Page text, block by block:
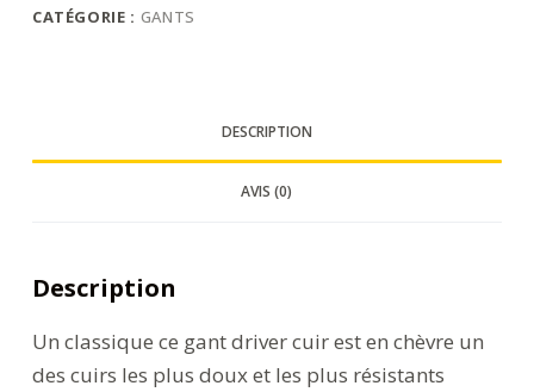
CATÉGORIE : GANTS
DESCRIPTION
AVIS (0)
Description
Un classique ce gant driver cuir est en chèvre un
des cuirs les plus doux et les plus résistants